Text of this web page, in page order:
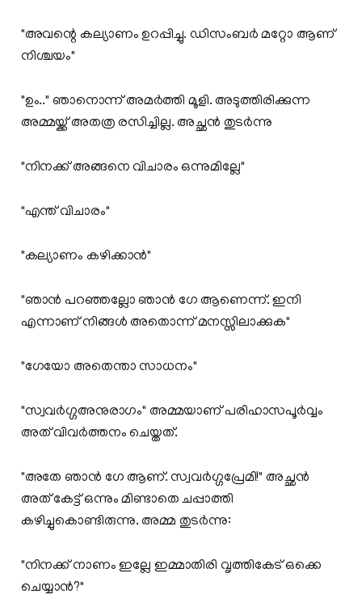
"അവന്റെ കല്യാണം ഉറപ്പിച്ചു. ഡിസംബർ മറ്റോ ആണ്
നിശ്ചയം"
"ഉം.." ഞാനൊന്ന് അമർത്തി മൂളി. അടുത്തിരിക്കുന്ന
അമ്മയ്ക്ക് അതത്ര രസിച്ചില്ല. അച്ഛൻ തുടർന്നു
"നിനക്ക് അങ്ങനെ വിചാരം ഒന്നുമില്ലേ"
"എന്ത് വിചാരം"
"കല്യാണം കഴിക്കാൻ"
"ഞാൻ പറഞ്ഞല്ലോ ഞാൻ ഗേ ആണെന്ന്. ഇനി
എന്നാണ് നിങ്ങൾ അതൊന്ന് മനസ്സിലാക്കുക"
"ഗേയോ അതെന്താ സാധനം"
"സ്വവർഗ്ഗഅനുരാഗം" അമ്മയാണ് പരിഹാസപൂർവ്വം
അത്‌ വിവർത്തനം ചെയ്തത്.
"അതേ ഞാൻ ഗേ ആണ്. സ്വവർഗ്ഗപ്രേമി!" അച്ഛൻ
അത് കേട്ട് ഒന്നും മിണ്ടാതെ ചപ്പാത്തി
കഴിച്ചുകൊണ്ടിരുന്നു. അമ്മ തുടർന്നു:
"നിനക്ക് നാണം ഇല്ലേ ഇമ്മാതിരി വൃത്തികേട് ഒക്കെ
ചെയ്യാൻ?"